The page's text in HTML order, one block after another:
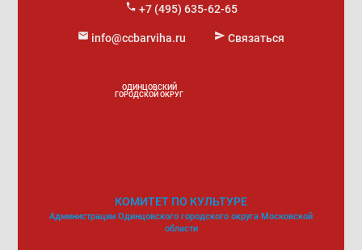
phone +7 (495) 635-62-65
mail info@ccbarviha.ru send Связаться
ОДИНЦОВСКИЙ
ГОРОДСКОЙ ОКРУГ
КОМИТЕТ ПО КУЛЬТУРЕ
Администрации Одинцовского городского округа Московской
области